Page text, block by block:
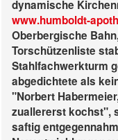
dynamische
www.humboldt-
Oberbergische
Torschützenliste
Stahlfachwerkturm
abgedichtete als
"Norbert
zuallererst kochst",
saftig